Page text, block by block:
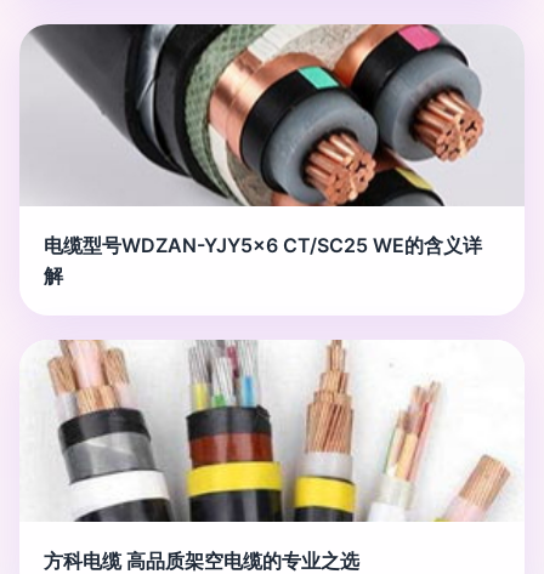
电缆型号WDZAN-YJY5x6 CT/SC25 WE的含义详
解
方科电缆 高品质架空电缆的专业之选